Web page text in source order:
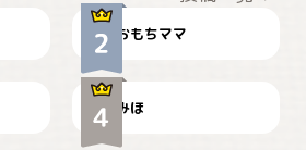
おもちママ
見てるぞぉ
みほ
ドーベルマンのお友達邸に
て